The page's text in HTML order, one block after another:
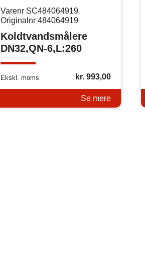
Varenr SC484064919
Originalnr 484064919
Koldtvandsmålere
DN32,QN-6,L:260
Ekskl. moms kr.993,00
Se mere